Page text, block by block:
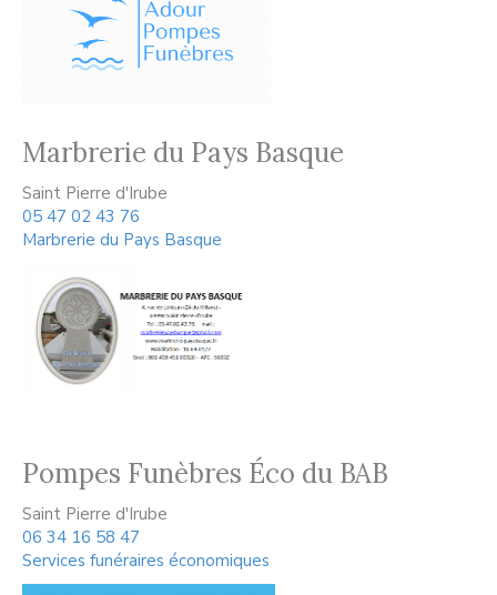
Marbrerie du Pays Basque
Saint Pierre d'Irube
05 47 02 43 76
Marbrerie du Pays Basque
Pompes Funèbres Éco du BAB
Saint Pierre d'Irube
06 34 16 58 47
Services funéraires économiques